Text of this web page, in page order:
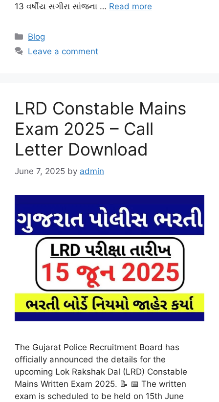
13 વર્ષીય સગીરા સાંજના … Read more
Categories
Blog
Leave a comment
LRD Constable Mains
Exam 2025 – Call
Letter Download
June 7, 2025 by admin
The Gujarat Police Recruitment Board has
officially announced the details for the
upcoming Lok Rakshak Dal (LRD) Constable
Mains Written Exam 2025. 📝 📅 The written
exam is scheduled to be held on 15th June